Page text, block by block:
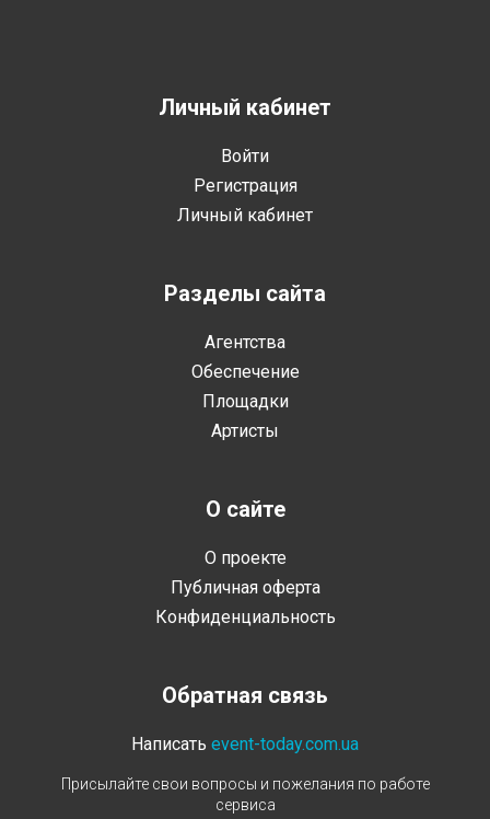
Личный кабинет
Войти
Регистрация
Личный кабинет
Разделы сайта
Агентства
Обеспечение
Площадки
Артисты
О сайте
О проекте
Публичная оферта
Конфиденциальность
Обратная связь
Написать event-today.com.ua
Присылайте свои вопросы и пожелания по работе
сервиса